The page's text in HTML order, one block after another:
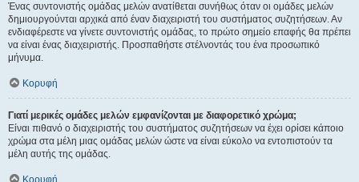
Ένας συντονιστής ομάδας μελών ανατίθεται συνήθως όταν οι ομάδες μελών
δημιουργούνται αρχικά από έναν διαχειριστή του συστήματος συζητήσεων. Αν
ενδιαφέρεστε να γίνετε συντονιστής ομάδας, το πρώτο σημείο επαφής θα πρέπει
να είναι ένας διαχειριστής. Προσπαθήστε στέλνοντάς του ένα προσωπικό
μήνυμα.
Κορυφή
Γιατί μερικές ομάδες μελών εμφανίζονται με διαφορετικό χρώμα;
Είναι πιθανό ο διαχειριστής του συστήματος συζητήσεων να έχει ορίσει κάποιο
χρώμα στα μέλη μιας ομάδας μελών ώστε να είναι εύκολο να εντοπιστούν τα
μέλη αυτής της ομάδας.
Κορυφή